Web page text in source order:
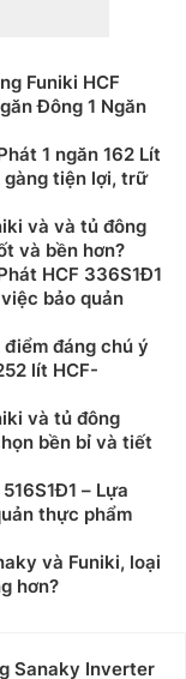
thuận tiện,
thuật, hướng
liên hệ:
công trình lớn
kỹ thuật cũng
đặt tại công
xin vui lòng liên
vui lòng liên
vui lòng liên
xin vui lòng liên
xin vui lòng liên
Funiki HCF
Đông 1 Ngăn
1 ngăn 162 Lít
gàng tiện lợi, trữ
và và tủ đông
và bền hơn?
HCF 336S1Đ1
bảo quản
đáng chú ý
lít HCF-
và tủ đông
bền bỉ và tiết
– Lựa
thực phẩm
và Funiki, loại
hơn?
Sanaky Inverter